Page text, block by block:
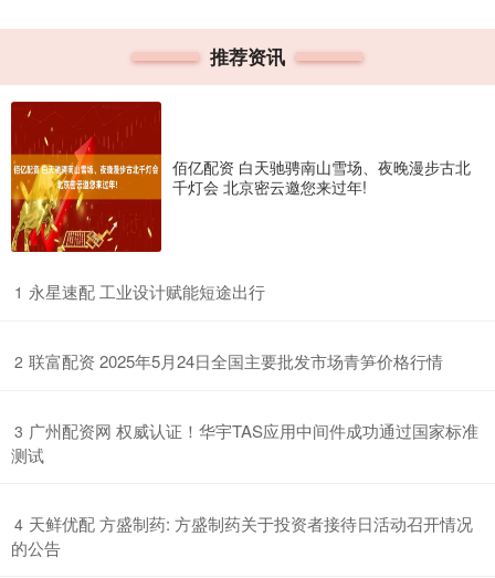
推荐资讯
佰亿配资 白天驰骋南山雪场、夜晚漫步古北
千灯会 北京密云邀您来过年!
1 ​永星速配 工业设计赋能短途出行
2 ​联富配资 2025年5月24日全国主要批发市场青笋价格行情
3 ​广州配资网 权威认证！华宇TAS应用中间件成功通过国家标准
测试
4 ​天鲜优配 方盛制药: 方盛制药关于投资者接待日活动召开情况
的公告